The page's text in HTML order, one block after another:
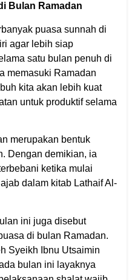
Bulan Ramadan
puasa sunnah di
agar lebih siap
satu bulan penuh di
memasuki Ramadan
kita akan lebih kuat
untuk produktif selama
merupakan bentuk
Dengan demikian, ia
ketika mulai
dalam kitab Lathaif Al-
ini juga disebut
di bulan Ramadan.
Syeikh Ibnu Utsaimin
bulan ini layaknya